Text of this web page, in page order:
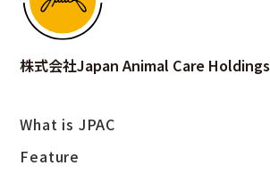
News
株式会社Japan Animal Care Holdings
What is JPAC
Feature